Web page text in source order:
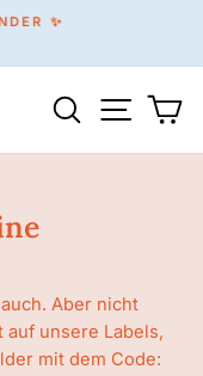
✨
Suche
Aber nicht
auf unsere Labels,
mit dem Code: